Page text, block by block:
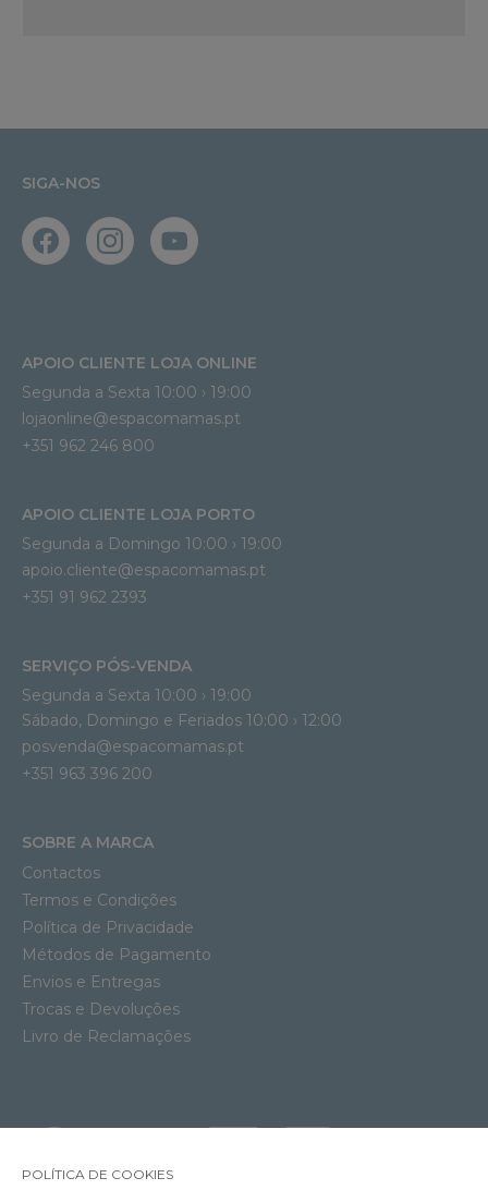
SIGA-NOS
APOIO CLIENTE LOJA ONLINE
Segunda a Sexta 10:00 › 19:00
lojaonline@espacomamas.pt
+351 962 246 800
APOIO CLIENTE LOJA PORTO
Segunda a Domingo 10:00 › 19:00
apoio.cliente@espacomamas.pt
+351 91 962 2393
SERVIÇO PÓS-VENDA
Segunda a Sexta 10:00 › 19:00
Sábado, Domingo e Feriados 10:00 › 12:00
posvenda@espacomamas.pt
+351 963 396 200
SOBRE A MARCA
Contactos
Termos e Condições
Política de Privacidade
Métodos de Pagamento
Envios e Entregas
Trocas e Devoluções
Livro de Reclamações
POLÍTICA DE COOKIES